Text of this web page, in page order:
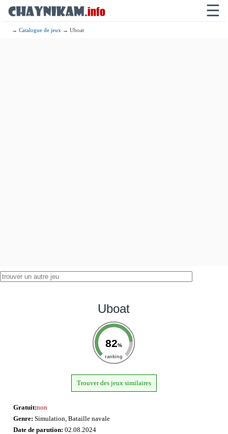
☰
→Catalogue de jeux → Uboat
Uboat
82%
ranking
Trouver des jeux similaires
Gratuit:non
Genre: Simulation, Bataille navale
Date de parution: 02.08.2024